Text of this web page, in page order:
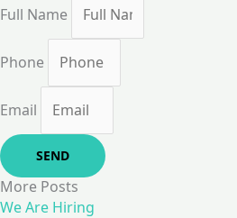
Full Name
Phone
Email
SEND
More Posts
We Are Hiring